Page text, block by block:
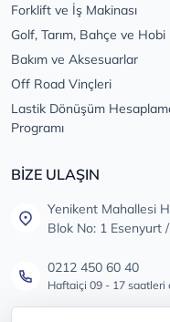
Forklift ve İş Makinası
Golf, Tarım, Bahçe ve Hobi
Bakım ve Aksesuarlar
Off Road Vinçleri
Lastik Dönüşüm
Programı
BİZE ULAŞIN
Yenikent Mahallesi
Blok No: 1 Esenyurt /
0212 450 60 40
Haftaiçi 09 - 17 saatleri